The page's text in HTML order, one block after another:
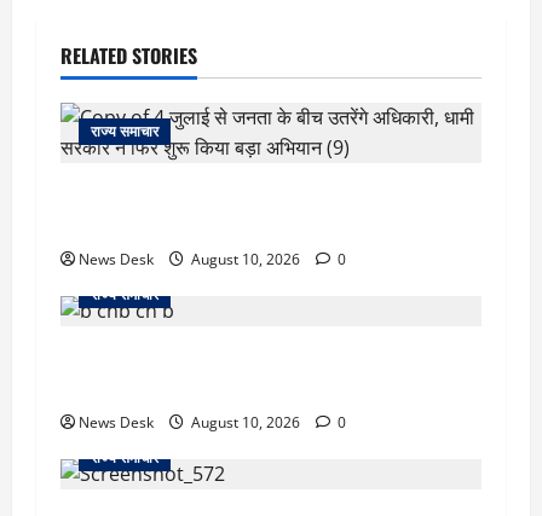
RELATED STORIES
राज्य समाचार
News Desk August 10, 2026
0
राज्य समाचार
News Desk August 10, 2026
0
राज्य समाचार